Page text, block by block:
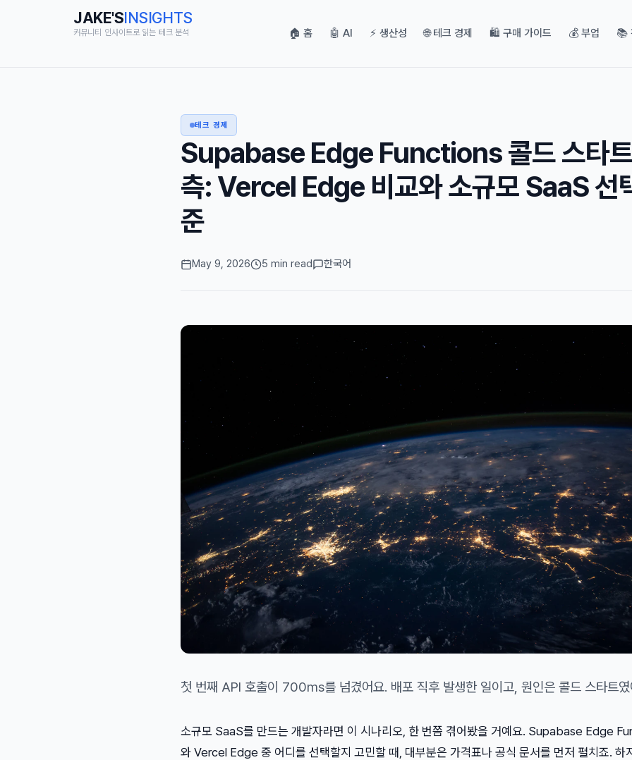
JAKE'SINSIGHTS
커뮤니티 인사이트로 읽는 테크 분석 🏠 홈 🤖 AI ⚡ 생산성 🌐 테크 경제 🛍️ 구매 가이드 💰 부업 📚
테크 경제
Supabase Edge Functions 콜드 스타
측: Vercel Edge 비교와 소규모 SaaS 선
준
May 9, 2026 5 min read 한국어
첫 번째 API 호출이 700ms를 넘겼어요. 배포 직후 발생한 일이고, 원인은 콜드 스타트였
소규모 SaaS를 만드는 개발자라면 이 시나리오, 한 번쯤 겪어봤을 거예요. Supabase Edge
와 Vercel Edge 중 어디를 선택할지 고민할 때, 대부분은 가격표나 공식 문서를 먼저 펼치죠. 하